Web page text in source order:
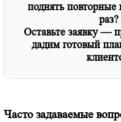
Часто задаваемые
Через сколько окупится
Первые повторные продажи —
Что делать, если база очень